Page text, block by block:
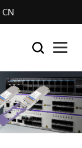
CN